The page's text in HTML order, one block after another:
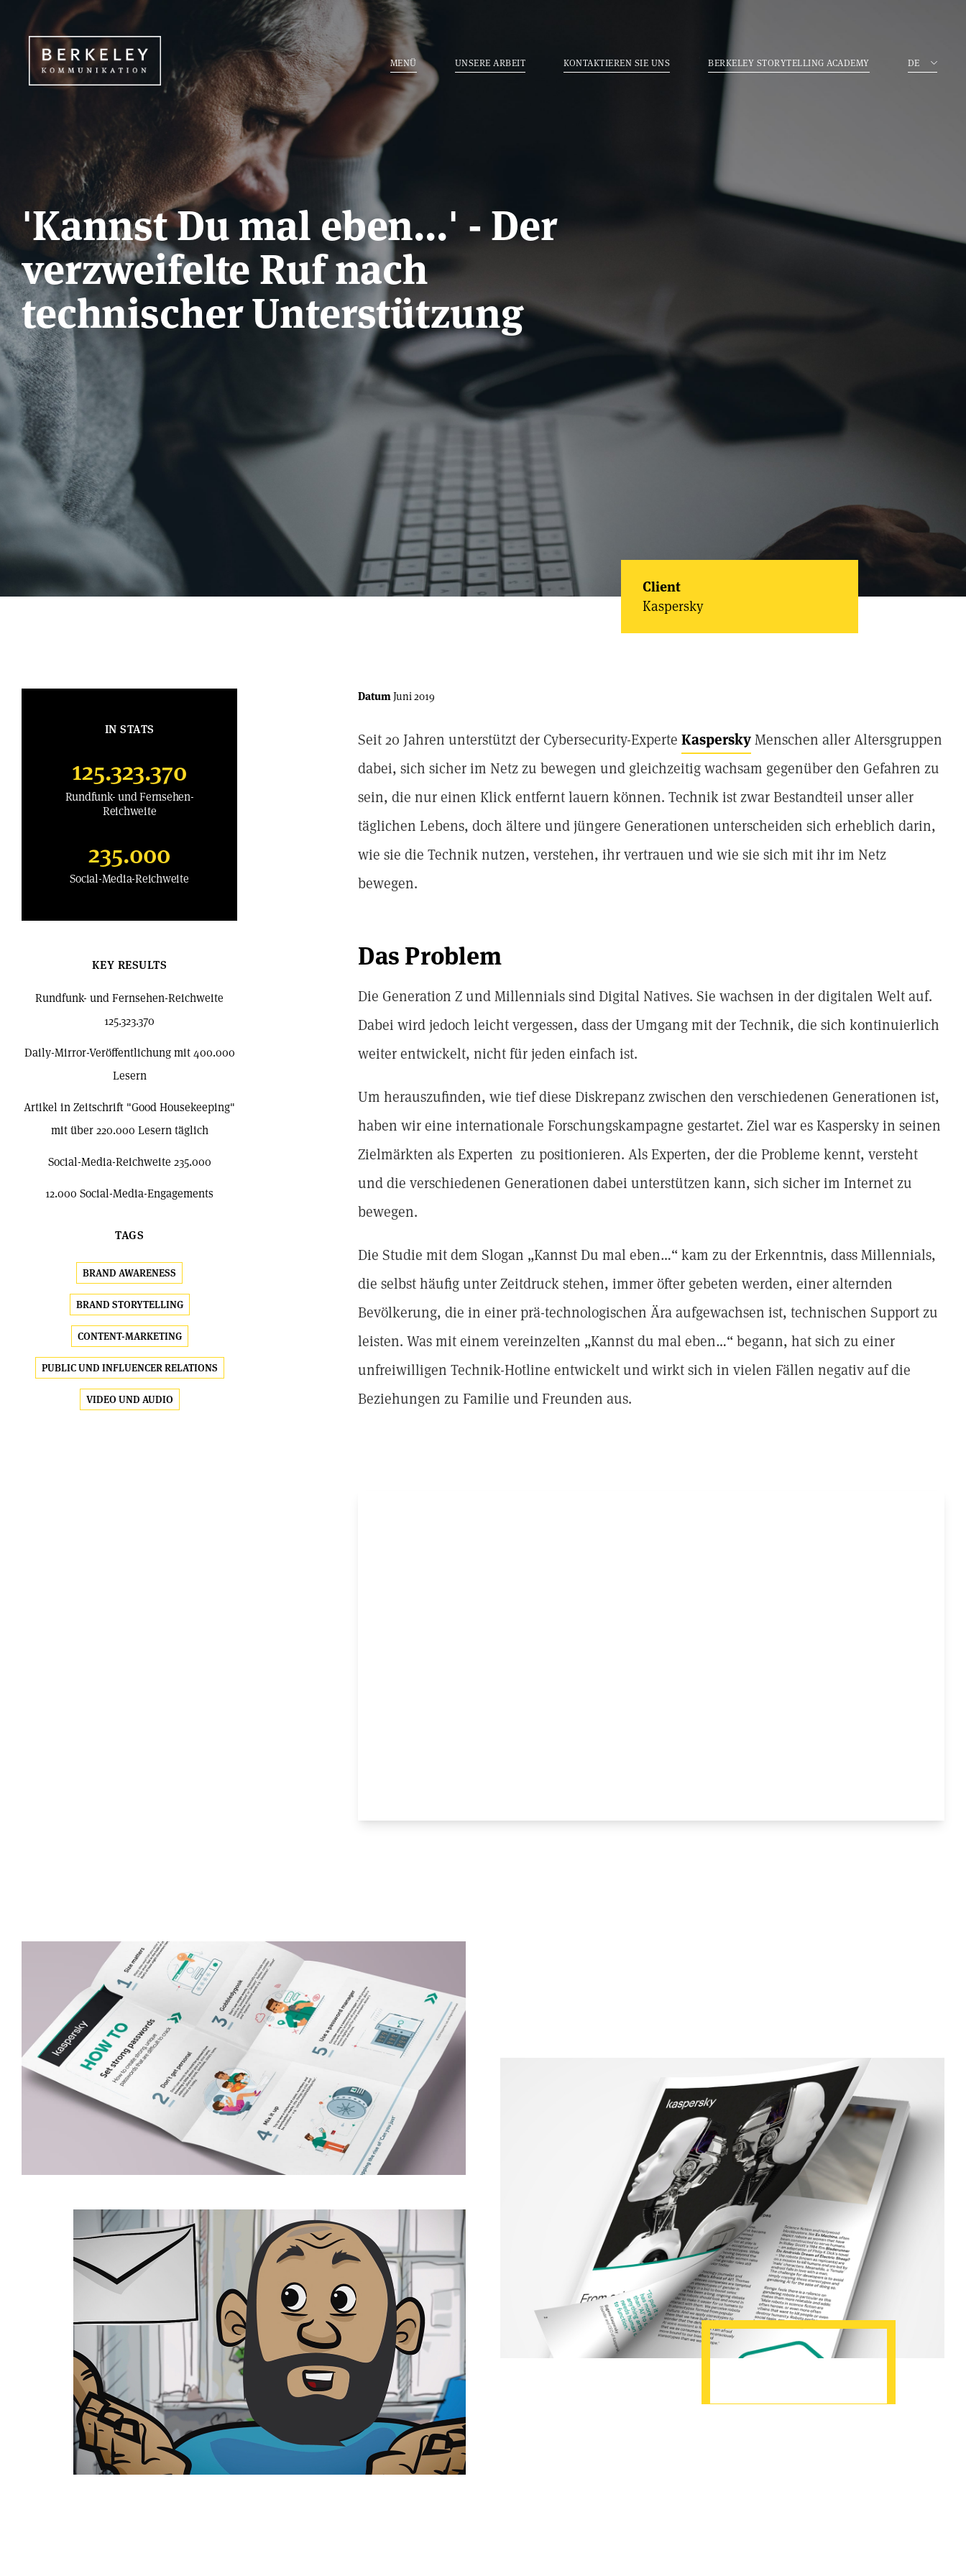
MENÜ UNSERE ARBEIT KONTAKTIEREN SIE UNS BERKELEY STORYTELLING ACADEMY DE
'Kannst Du mal eben...' - Der
verzweifelte Ruf nach
technischer Unterstützung
Client
Kaspersky
IN STATS
125.323.370
Rundfunk- und Fernsehen-
Reichweite
235.000
Social-Media-Reichweite
KEY RESULTS
Rundfunk- und Fernsehen-Reichweite
125.323.370
Daily-Mirror-Veröffentlichung mit 400.000
Lesern
Artikel in Zeitschrift "Good Housekeeping"
mit über 220.000 Lesern täglich
Social-Media-Reichweite 235.000
12.000 Social-Media-Engagements
TAGS
BRAND AWARENESS
BRAND STORYTELLING
CONTENT-MARKETING
PUBLIC UND INFLUENCER RELATIONS
VIDEO UND AUDIO
DatumJuni 2019
Seit 20 Jahren unterstützt der Cybersecurity-Experte KasperskyMenschen aller Altersgruppen
dabei, sich sicher im Netz zu bewegen und gleichzeitig wachsam gegenüber den Gefahren zu
sein, die nur einen Klick entfernt lauern können. Technik ist zwar Bestandteil unser aller
täglichen Lebens, doch ältere und jüngere Generationen unterscheiden sich erheblich darin,
wie sie die Technik nutzen, verstehen, ihr vertrauen und wie sie sich mit ihr im Netz
bewegen.
Das Problem
Die Generation Z und Millennials sind Digital Natives. Sie wachsen in der digitalen Welt auf.
Dabei wird jedoch leicht vergessen, dass der Umgang mit der Technik, die sich kontinuierlich
weiter entwickelt, nicht für jeden einfach ist.
Um herauszufinden, wie tief diese Diskrepanz zwischen den verschiedenen Generationen ist,
haben wir eine internationale Forschungskampagne gestartet. Ziel war es Kaspersky in seinen
Zielmärkten als Experten zu positionieren. Als Experten, der die Probleme kennt, versteht
und die verschiedenen Generationen dabei unterstützen kann, sich sicher im Internet zu
bewegen.
Die Studie mit dem Slogan „Kannst Du mal eben…“ kam zu der Erkenntnis, dass Millennials,
die selbst häufig unter Zeitdruck stehen, immer öfter gebeten werden, einer alternden
Bevölkerung, die in einer prä-technologischen Ära aufgewachsen ist, technischen Support zu
leisten. Was mit einem vereinzelten „Kannst du mal eben…“ begann, hat sich zu einer
unfreiwilligen Technik-Hotline entwickelt und wirkt sich in vielen Fällen negativ auf die
Beziehungen zu Familie und Freunden aus.